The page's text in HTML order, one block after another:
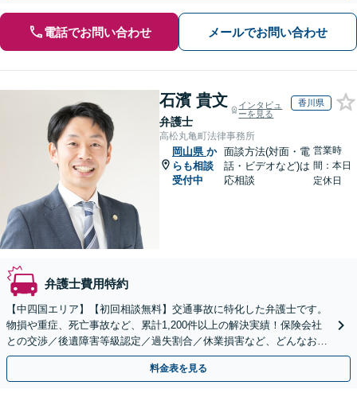
電話でお問い合わせ メールでお問い合わせ
石濱 貴文
弁護士
インタビュ
ーを見る
香川県
高松丸亀町法律事務所
岡山県 か
らも相談
受付中
面談方法(対面・電
話・ビデオなど)は
応相談
営業時
間：本日
定休日
弁護士費用特約
【中四国エリア】【初回相談無料】交通事故に特化した弁護士です。
物損や重症、死亡事故など、累計1,200件以上の解決実績！保険会社
との交渉／後遺障害等級認定／過失割合／休業損害など、どんなお悩
みもご相談ください【夜間・休日面談可】【完全個室】
料金表を見る